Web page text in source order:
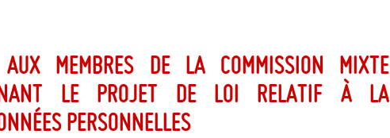
membres de la commission mixte
le projet de loi relatif à la
personnelles